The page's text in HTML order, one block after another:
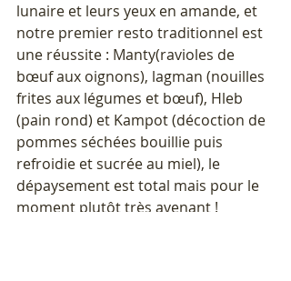
lunaire et leurs yeux en amande, et
notre premier resto traditionnel est
une réussite : Manty(ravioles de
bœuf aux oignons), lagman (nouilles
frites aux légumes et bœuf), Hleb
(pain rond) et Kampot (décoction de
pommes séchées bouillie puis
refroidie et sucrée au miel), le
dépaysement est total mais pour le
moment plutôt très avenant !